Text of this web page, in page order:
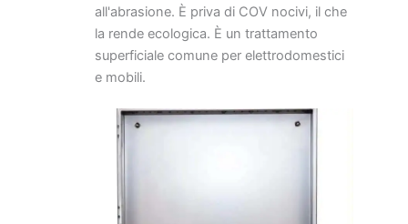
all'abrasione. È priva di COV nocivi, il che
la rende ecologica. È un trattamento
superficiale comune per elettrodomestici
e mobili.